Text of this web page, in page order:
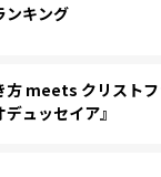
ンキング
方 meets クリスト
ュッセイア』